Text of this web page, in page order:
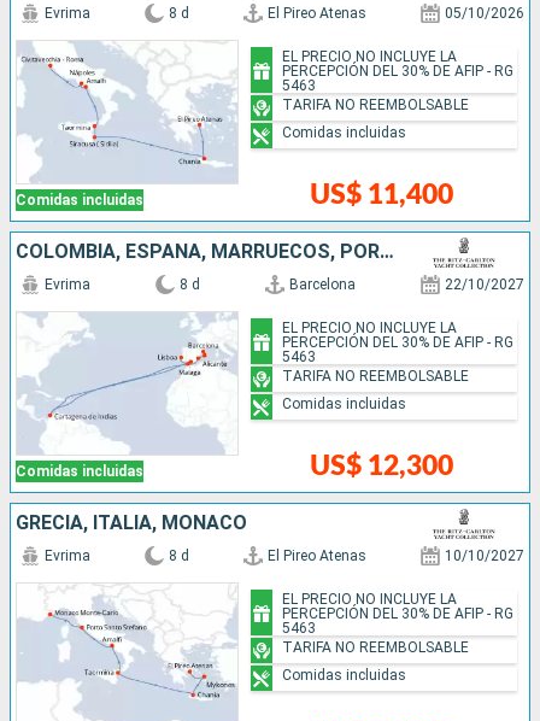
Comidas incluidas
Evrima 8 d El Pireo Atenas 05/10/2026
US$ 11,400
EL PRECIO NO INCLUYE LA
PERCEPCIÓN DEL 30% DE AFIP - RG
5463
TARIFA NO REEMBOLSABLE
Comidas incluidas
COLOMBIA, ESPAÑA, MARRUECOS, PORTUGAL
Comidas incluidas
Evrima 8 d Barcelona 22/10/2027
US$ 12,300
EL PRECIO NO INCLUYE LA
PERCEPCIÓN DEL 30% DE AFIP - RG
5463
TARIFA NO REEMBOLSABLE
Comidas incluidas
GRECIA, ITALIA, MONACO
Evrima 8 d El Pireo Atenas 10/10/2027
EL PRECIO NO INCLUYE LA
PERCEPCIÓN DEL 30% DE AFIP - RG
5463
TARIFA NO REEMBOLSABLE
Comidas incluidas